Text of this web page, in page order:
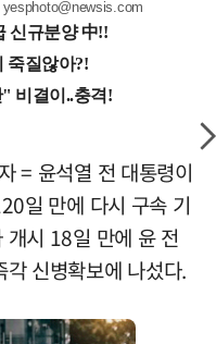
yesphoto@newsis.com
= 윤석열 전 대통령이
일 만에 다시 구속 기
개시 18일 만에 윤 전
신병확보에 나섰다.